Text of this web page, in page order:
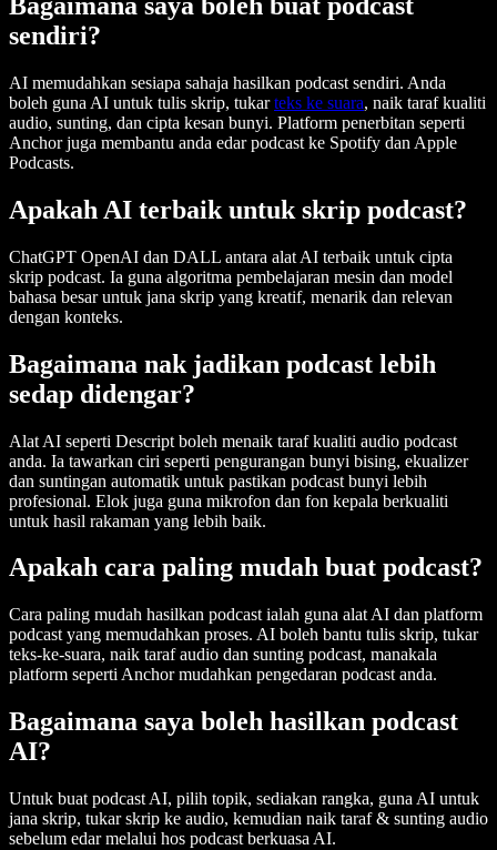
sendiri?
AI memudahkan sesiapa sahaja hasilkan podcast sendiri. Anda
boleh guna AI untuk tulis skrip, tukarteks ke suara, naik taraf kualiti
audio, sunting, dan cipta kesan bunyi. Platform penerbitan seperti
Anchor juga membantu anda edar podcast ke Spotify dan Apple
Podcasts.
Apakah AI terbaik untuk skrip podcast?
ChatGPT OpenAI dan DALL antara alat AI terbaik untuk cipta
skrip podcast. Ia guna algoritma pembelajaran mesin dan model
bahasa besar untuk jana skrip yang kreatif, menarik dan relevan
dengan konteks.
Bagaimana nak jadikan podcast lebih
sedap didengar?
Alat AI seperti Descript boleh menaik taraf kualiti audio podcast
anda. Ia tawarkan ciri seperti pengurangan bunyi bising, ekualizer
dan suntingan automatik untuk pastikan podcast bunyi lebih
profesional. Elok juga guna mikrofon dan fon kepala berkualiti
untuk hasil rakaman yang lebih baik.
Apakah cara paling mudah buat podcast?
Cara paling mudah hasilkan podcast ialah guna alat AI dan platform
podcast yang memudahkan proses. AI boleh bantu tulis skrip, tukar
teks-ke-suara, naik taraf audio dan sunting podcast, manakala
platform seperti Anchor mudahkan pengedaran podcast anda.
Bagaimana saya boleh hasilkan podcast
AI?
Untuk buat podcast AI, pilih topik, sediakan rangka, guna AI untuk
jana skrip, tukar skrip ke audio, kemudian naik taraf & sunting audio
sebelum edar melalui hos podcast berkuasa AI.